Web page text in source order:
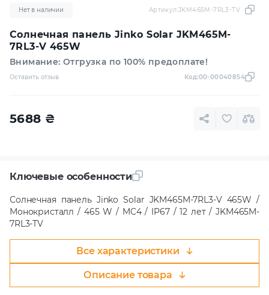
Солнечная панель Jinko Solar JKM465M-
7RL3-V 465W
Внимание: Отгрузка по 100% предоплате!
Нет в наличии Артикул:JKM465M-7RL3-TV
Оставить отзыв Код:00-00040854
5688 ₴
Ключевые особенности
Солнечная панель Jinko Solar JKM465M-7RL3-V 465W /
Монокристалл / 465 W / MC4 / IP67 / 12 лет / JKM465M-
7RL3-TV
Все характеристики
Описание товара